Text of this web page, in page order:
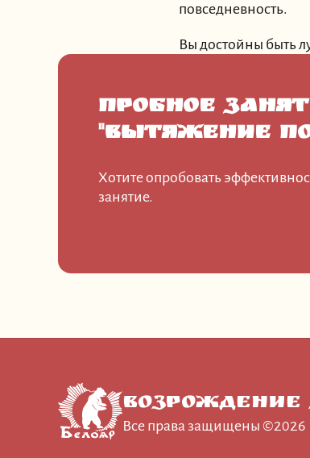
повседневность.
Вы достойны быть
Пробное
"Вытяжение
Хотите опробовать
занятие.
Возрождение
Все права защищены ©2026